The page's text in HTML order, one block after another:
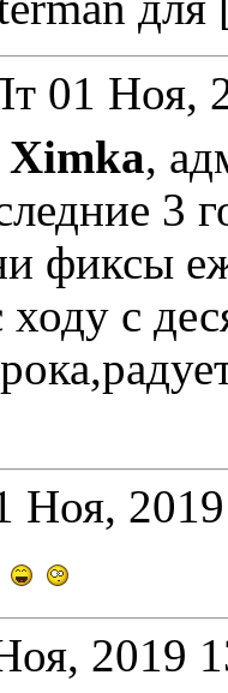
01 Ноя,
Ximka,
3
фиксы
с
Ноя,
2019